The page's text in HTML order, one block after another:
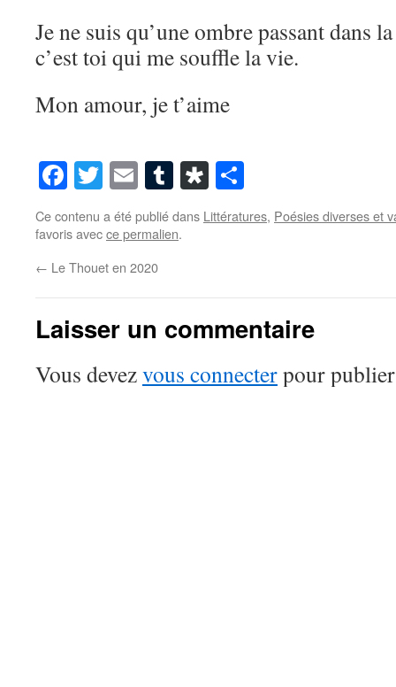
Je ne suis qu’une ombre passant dans
c’est toi qui me souffle la vie.
Mon amour, je t’aime
Facebook
Twitter
EmailTumblrDiaspora
Ce contenu a été publié dans Littératures, Poésies diverses et
favoris avecce permalien.
← Le Thouet en 2020
Laisser un commentaire
Vous devezvous connecterpour